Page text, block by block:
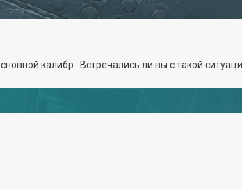
калибр. Встречались ли вы с такой